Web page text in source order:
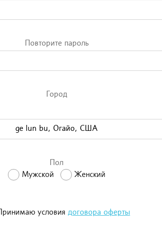
Повторите пароль
Город
Пол
Мужской
Женский
Принимаю условия договора оферты